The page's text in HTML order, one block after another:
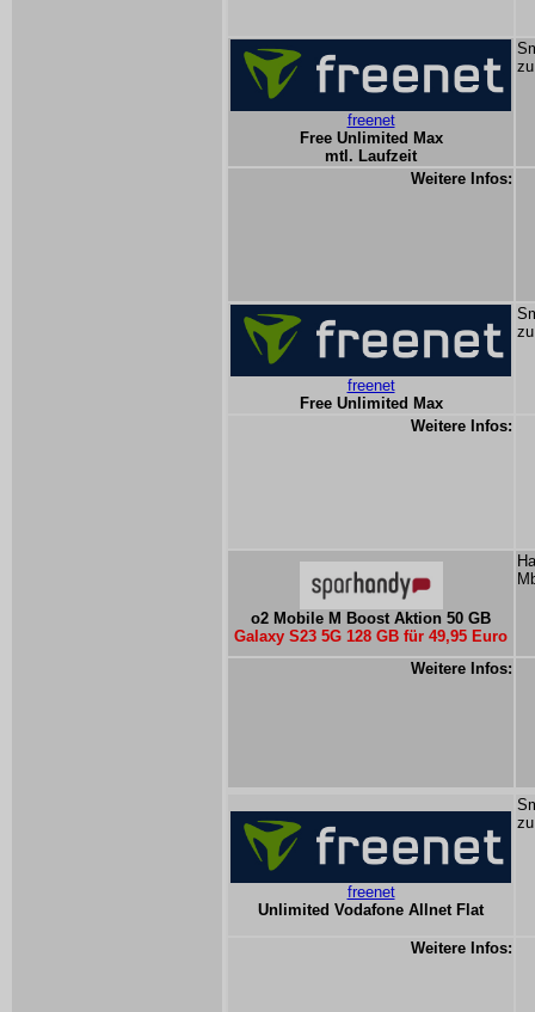
freenet
Free Unlimited Max
mtl. Laufzeit
Weitere Infos:
freenet
Free Unlimited Max
Weitere Infos:
o2 Mobile M Boost Aktion 50 GB
Galaxy S23 5G 128 GB für 49,95 Euro
Weitere Infos:
freenet
Unlimited Vodafone Allnet Flat
Weitere Infos: